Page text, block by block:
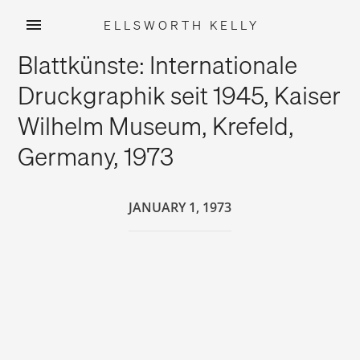
content
ELLSWORTH KELLY
Blattkünste: Internationale
Druckgraphik seit 1945, Kaiser
Wilhelm Museum, Krefeld,
Germany, 1973
JANUARY 1, 1973